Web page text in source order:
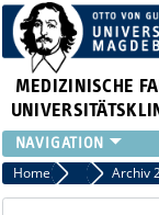
MEDIZINISCHE
INSTITUTE
KLINIKEN
Home Archiv News
Archiv